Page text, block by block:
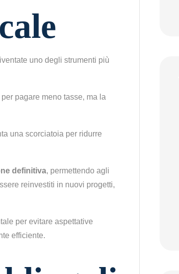
uno degli strumenti più
pagare meno tasse, ma la
una scorciatoia per ridurre
definitiva, permettendo agli
reinvestiti in nuovi progetti,
per evitare aspettative
efficiente.